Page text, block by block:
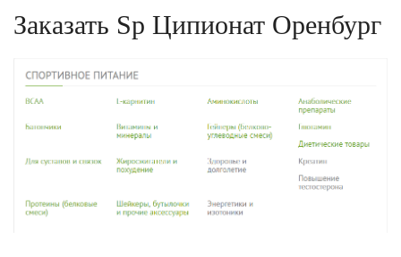
Заказать Sp Ципионат Оренбург